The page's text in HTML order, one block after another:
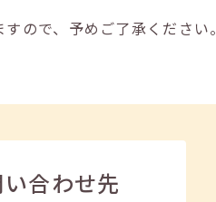
ので、予めご了承ください。
合わせ先